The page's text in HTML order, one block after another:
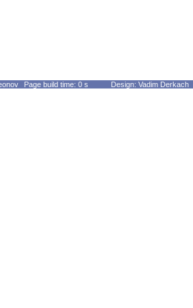
Page build time: 0 s Design: Vadim Derkach